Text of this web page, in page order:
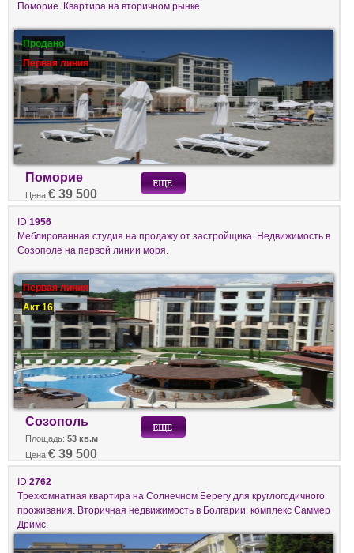
Поморие. Квартира на вторичном рынке.
Продано
Первая линия
Поморие
Цена € 39 500
ID 1956
Меблированная студия на продажу от застройщика. Недвижимость в
Созополе на первой линии моря.
Первая линия
Акт 16
Созополь
Площадь: 53 кв.м
Цена € 39 500
ID 2762
Tрехкомнатная квартира на Солнечном Берегу для круглогодичного
проживания. Вторичная недвижимость в Болгарии, комплекс Саммер
Дримс.